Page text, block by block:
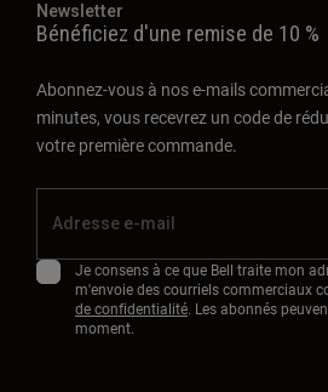
Newsletter
Bénéficiez d'une remise de 10 %
Abonnez-vous à nos e-mails
minutes, vous recevrez un code de
votre première commande.
Je consens à ce que Bell traite mon
m'envoie des courriels commerciaux
de confidentialité. Les abonnés
moment.